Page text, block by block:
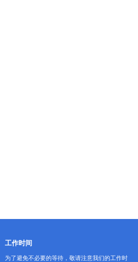
工作时间
为了避免不必要的等待，敬请注意我们的工作时